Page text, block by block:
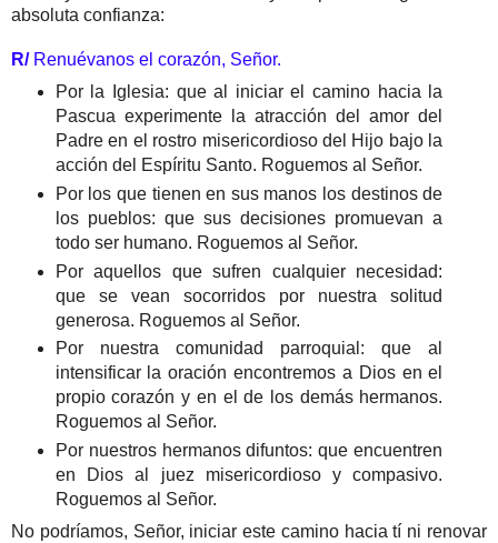
absoluta confianza:
R/Renuévanos el corazón, Señor.
Por la Iglesia: que al iniciar el camino hacia la
Pascua experimente la atracción del amor del
Padre en el rostro misericordioso del Hijo bajo la
acción del Espíritu Santo. Roguemos al Señor.
Por los que tienen en sus manos los destinos de
los pueblos: que sus decisiones promuevan a
todo ser humano. Roguemos al Señor.
Por aquellos que sufren cualquier necesidad:
que se vean socorridos por nuestra solitud
generosa. Roguemos al Señor.
Por nuestra comunidad parroquial: que al
intensificar la oración encontremos a Dios en el
propio corazón y en el de los demás hermanos.
Roguemos al Señor.
Por nuestros hermanos difuntos: que encuentren
en Dios al juez misericordioso y compasivo.
Roguemos al Señor.
No podríamos, Señor, iniciar este camino hacia tí ni renovar